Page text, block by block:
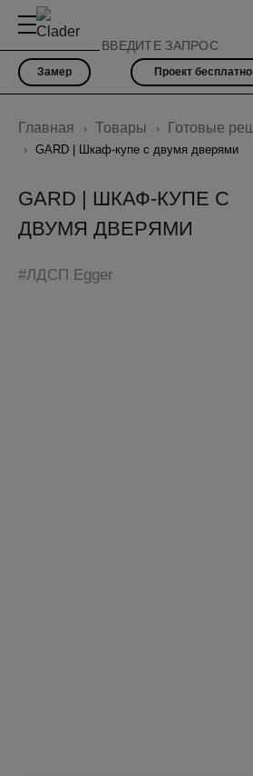
Замер Проект бесплатно
Главная Товары Готовые
GARD | Шкаф-купе с двумя дверями
GARD | ШКАФ-КУПЕ С
ДВУМЯ ДВЕРЯМИ
#ЛДСП Egger